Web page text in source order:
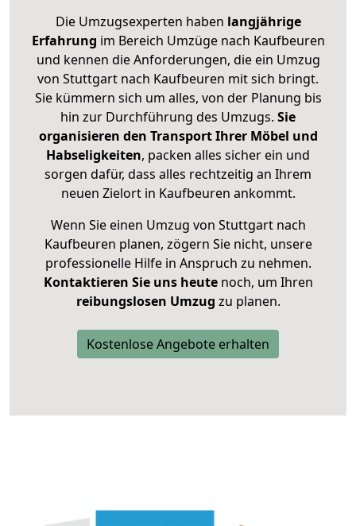
Die Umzugsexperten haben langjährige
Erfahrung im Bereich Umzüge nach Kaufbeuren
und kennen die Anforderungen, die ein Umzug
von Stuttgart nach Kaufbeuren mit sich bringt.
Sie kümmern sich um alles, von der Planung bis
hin zur Durchführung des Umzugs. Sie
organisieren den Transport Ihrer Möbel und
Habseligkeiten, packen alles sicher ein und
sorgen dafür, dass alles rechtzeitig an Ihrem
neuen Zielort in Kaufbeuren ankommt.
Wenn Sie einen Umzug von Stuttgart nach
Kaufbeuren planen, zögern Sie nicht, unsere
professionelle Hilfe in Anspruch zu nehmen.
Kontaktieren Sie uns heutenoch, um Ihren
reibungslosen Umzug zu planen.
Kostenlose Angebote erhalten